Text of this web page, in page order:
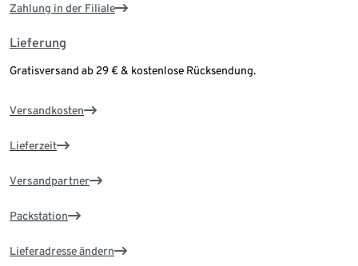
Zahlung in der Filiale
Lieferung
Gratisversand ab 29 € & kostenlose Rücksendung.
Versandkosten
Lieferzeit
Versandpartner
Packstation
Lieferadresse ändern